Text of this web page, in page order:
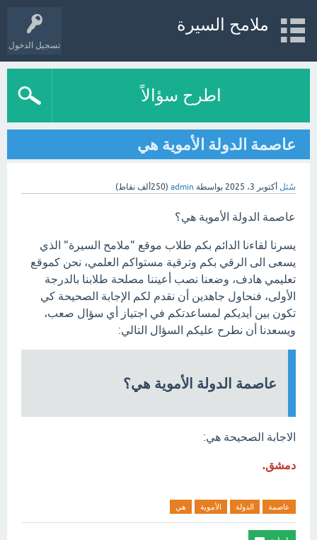
تسجيل الدخول
ملامح السيرة
اطرح سؤالاً
عاصمة الدولة الأموية هي
سُئل أكتوبر 3، 2025 بواسطة admin
(250ألف نقاط)
عاصمة الدولة الأموية هي؟
يسرنا لقاءنا الدائم بكم طلاب موقع "ملامح السيرة" الذي
يسعى الى الرقي بكم وترقية مستواكم العلمي، نحن كموقع
تعليمي هادف، وضعنا نصب أعيننا مصلحة طلابنا بالدرجة
الأولى، فنحاول جاهدين أن نقدم لكم الإجابة الصحيحة كي
تكون بين أيديكم لمساعدتكم في اجتياز أي سؤال صعب،
ويسعدنا أن نطرح عليكم السؤال التالي:
عاصمة الدولة الأموية هي؟
الاجابة الصحيحة هي:
دمشق.
عاصمة الدولة الأموية هي